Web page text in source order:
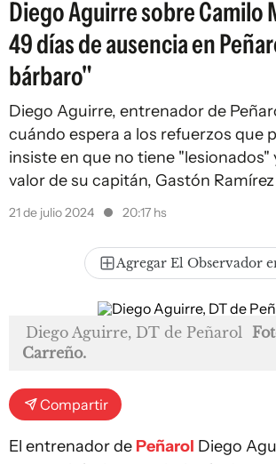
Diego Aguirre sobre Camilo
49 días de ausencia en
bárbaro"
Diego Aguirre, entrenador de
cuándo espera a los refuerzos que
insiste en que no tiene "lesionados"
valor de su capitán, Gastón Ramírez
21 de julio 2024 20:17 hs
Agregar El Observador
Diego Aguirre, DT de Peñarol
Carreño.
Compartir
El entrenador de Peñarol Diego